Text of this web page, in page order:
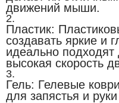
движений мыши.
Пластик:
создавать яркие и
идеально
высокая скорость
Гель: Гелевые
для запястья и